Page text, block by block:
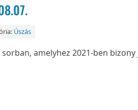
Úszás
amelyhez 2021-ben